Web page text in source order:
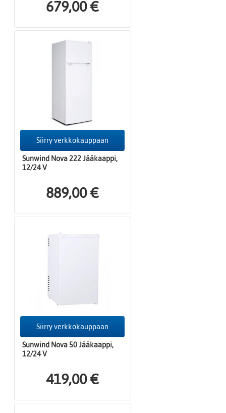
679,00 €
Siirry verkkokauppaan
Sunwind Nova 222 Jääkaappi,
12/24 V
889,00 €
Siirry verkkokauppaan
Sunwind Nova 50 Jääkaappi,
12/24 V
419,00 €